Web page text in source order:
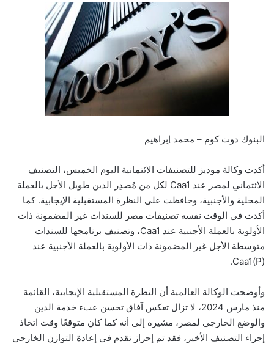
البنوك دوت كوم – محمد إبراهيم
أكدت وكالة موديز للتصنيفات الائتمانية اليوم الخميس، التصنيف
الائتماني لمصر عند Caa1 لكل من مُصدِر الدين طويل الأجل بالعملة
المحلية والأجنبية، وحافظت على النظرة المستقبلية الإيجابية. كما
أكدت في الوقت نفسه تصنيفات مصر للسندات غير المضمونة ذات
الأولوية بالعملة الأجنبية عند Caa1، وتصنيف برنامجها للسندات
متوسطة الأجل غير المضمونة ذات الأولوية بالعملة الأجنبية عند
(P)Caa1.
وأوضحت الوكالة العالمية أن النظرة المستقبلية الإيجابية، القائمة
منذ مارس 2024، لا تزال تعكس آفاق تحسن عبء خدمة الدين
والوضع الخارجي لمصر، مشيرة إلى أنه كما كان متوقعًا وقت اتخاذ
إجراء التصنيف الأخير، فقد تم إحراز تقدم في إعادة التوازن الخارجي